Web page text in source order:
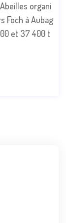
organi
Foch à Aubag
et 37 400 t